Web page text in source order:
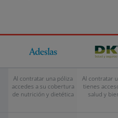
Al contratar una póliza
accedes a su cobertura
de nutrición y dietética
Al contratar
tienes
salud y